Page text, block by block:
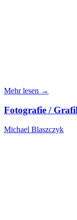
Mehr lesen →
Fotografie /
Michael Blaszczyk